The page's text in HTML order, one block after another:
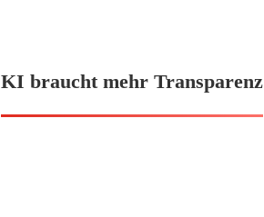
KI braucht mehr Transparenz